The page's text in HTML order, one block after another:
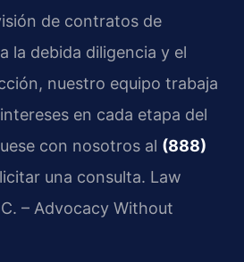
de contratos de
la debida diligencia y el
nuestro equipo trabaja
en cada etapa del
con nosotros al (888)
una consulta. Law
– Advocacy Without